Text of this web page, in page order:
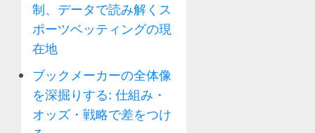
制、データで読み解くス
ポーツベッティングの現
在地
ブックメーカーの全体像
を深掘りする: 仕組み・
オッズ・戦略で差をつけ